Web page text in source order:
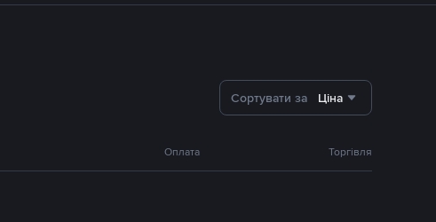
Сортувати за Ціна
Оплата Торгівля